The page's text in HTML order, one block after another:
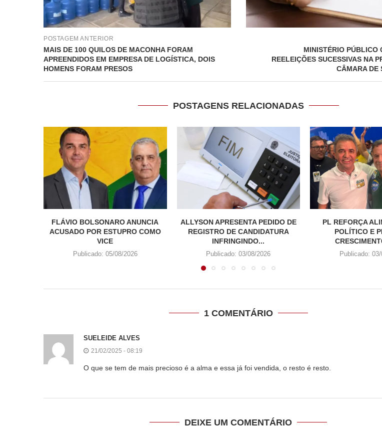
POSTAGEM ANTERIOR
MAIS DE 100 QUILOS DE MACONHA FORAM
APREENDIDOS EM EMPRESA DE LOGÍSTICA, DOIS
HOMENS FORAM PRESOS
MINISTÉRIO PÚBLICO
REELEIÇÕES SUCESSIVAS NA
CÂMARA DE
POSTAGENS RELACIONADAS
FLÁVIO BOLSONARO ANUNCIA
ACUSADO POR ESTUPRO COMO
VICE
Publicado: 05/08/2026
ALLYSON APRESENTA PEDIDO DE
REGISTRO DE CANDIDATURA
INFRINGINDO...
Publicado: 03/08/2026
PL REFORÇA
POLÍTICO E
Publicado:
1 COMENTÁRIO
SUELEIDE ALVES
21/02/2025 - 08:19
O que se tem de mais precioso é a alma e essa já foi vendida, o resto é resto.
DEIXE UM COMENTÁRIO